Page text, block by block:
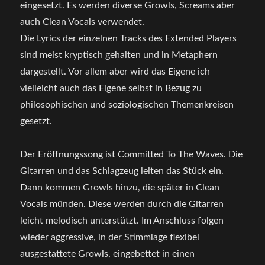
eingesetzt. Es werden diverse Growls, Screams aber
auch Clean Vocals verwendet.
Die Lyrics der einzelnen Tracks des Extended Players
sind meist kryptisch gehalten und in Metaphern
dargestellt. Vor allem aber wird das Eigene ich
vielleicht auch das Eigene selbst in Bezug zu
philosophischen und soziologischen Themenkreisen
gesetzt.
Der Eröffnungssong ist Committed To The Waves. Die
Gitarren und das Schlagzeug leiten das Stück ein.
Dann kommen Growls hinzu, die später in Clean
Vocals münden. Diese werden durch die Gitarren
leicht melodisch unterstützt. Im Anschluss folgen
wieder aggressive, in der Stimmlage flexibel
ausgestattete Growls, eingebettet in einen